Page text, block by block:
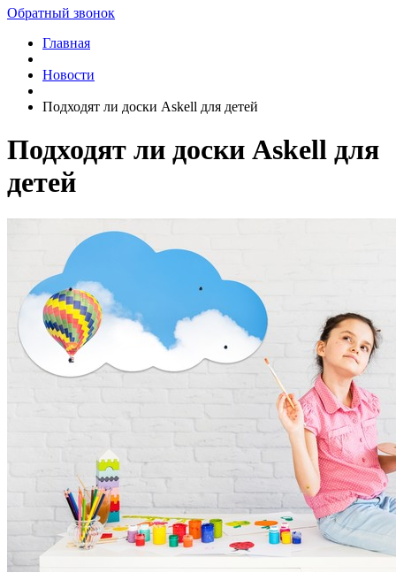
Обратный звонок
Главная
Новости
Подходят ли доски Askell для детей
Подходят ли доски Askell для
детей